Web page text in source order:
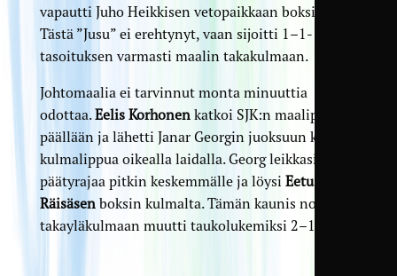
vapautti Juho Heikkisen vetopaikkaan boksissa.
Tästä ”Jusu” ei erehtynyt, vaan sijoitti 1–1-
tasoituksen varmasti maalin takakulmaan.
Johtomaalia ei tarvinnut monta minuuttia
odottaa.Eelis Korhonenkatkoi SJK:n maalipotkun
päällään ja lähetti Janar Georgin juoksuun kohti
kulmalippua oikealla laidalla. Georg leikkasi
päätyrajaa pitkin keskemmälle ja löysi Eetu
Räisäsenboksin kulmalta. Tämän kaunis nosto
takayläkulmaan muutti taukolukemiksi 2–1.